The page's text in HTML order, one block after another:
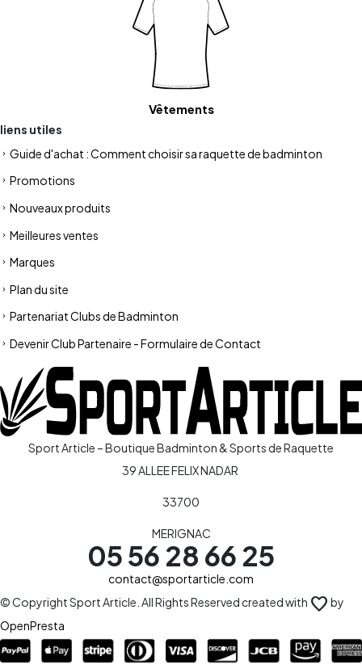
Vêtements
liens utiles
Guide d'achat : Comment choisir sa raquette de badminton
Promotions
Nouveaux produits
Meilleures ventes
Marques
Plan du site
Partenariat Clubs de Badminton
Devenir Club Partenaire - Formulaire de Contact
Sport Article – Boutique Badminton & Sports de Raquette
39 ALLEE FELIX NADAR
33700
MERIGNAC
05 56 28 66 25
contact@sportarticle.com
© Copyright Sport Article. All Rights Reserved created with favorite by
OpenPresta